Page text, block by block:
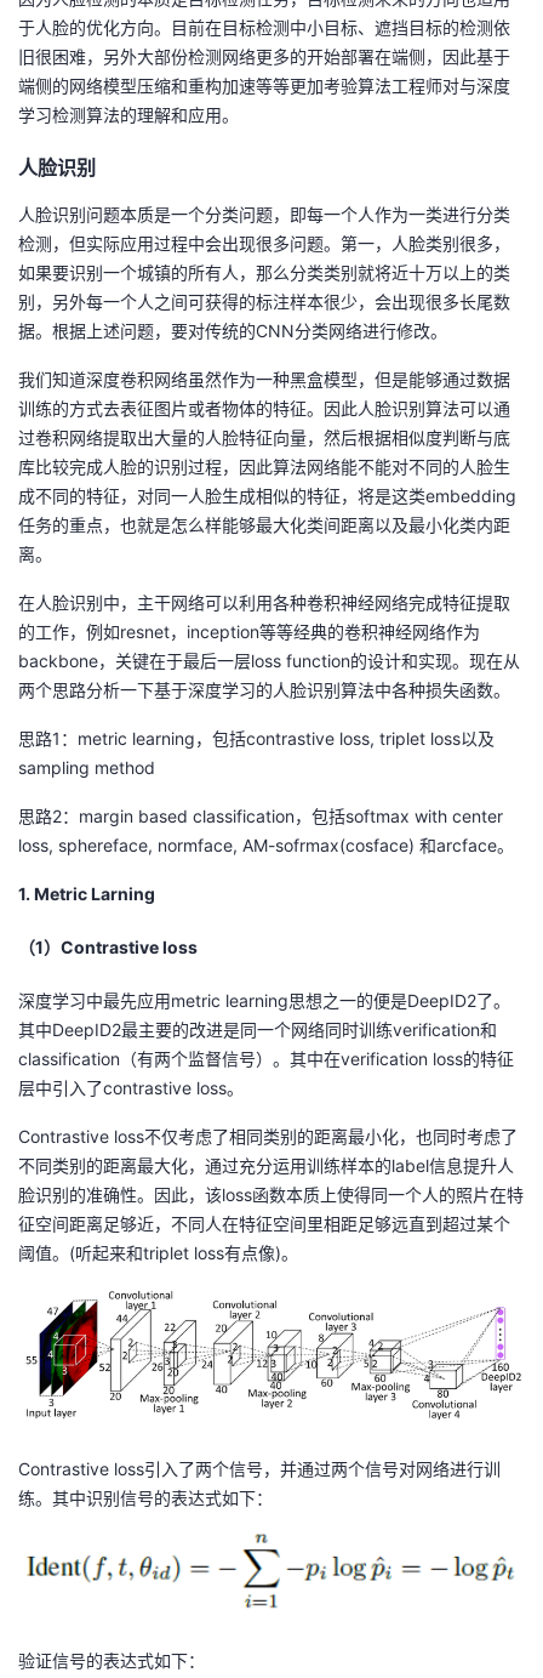
于人脸的优化方向。目前在目标检测中小目标、遮挡目标的检测依
旧很困难，另外大部份检测网络更多的开始部署在端侧，因此基于
端侧的网络模型压缩和重构加速等等更加考验算法工程师对与深度
学习检测算法的理解和应用。
人脸识别
人脸识别问题本质是一个分类问题，即每一个人作为一类进行分类
检测，但实际应用过程中会出现很多问题。第一，人脸类别很多，
如果要识别一个城镇的所有人，那么分类类别就将近十万以上的类
别，另外每一个人之间可获得的标注样本很少，会出现很多长尾数
据。根据上述问题，要对传统的CNN分类网络进行修改。
我们知道深度卷积网络虽然作为一种黑盒模型，但是能够通过数据
训练的方式去表征图片或者物体的特征。因此人脸识别算法可以通
过卷积网络提取出大量的人脸特征向量，然后根据相似度判断与底
库比较完成人脸的识别过程，因此算法网络能不能对不同的人脸生
成不同的特征，对同一人脸生成相似的特征，将是这类embedding
任务的重点，也就是怎么样能够最大化类间距离以及最小化类内距
离。
在人脸识别中，主干网络可以利用各种卷积神经网络完成特征提取
的工作，例如resnet，inception等等经典的卷积神经网络作为
backbone，关键在于最后一层loss function的设计和实现。现在从
两个思路分析一下基于深度学习的人脸识别算法中各种损失函数。
思路1：metric learning，包括contrastive loss, triplet loss以及
sampling method
思路2：margin based classification，包括softmax with center
loss, sphereface, normface, AM-sofrmax(cosface) 和arcface。
1. Metric Larning
（1）Contrastive loss
深度学习中最先应用metric learning思想之一的便是DeepID2了。
其中DeepID2最主要的改进是同一个网络同时训练verification和
classification（有两个监督信号）。其中在verification loss的特征
层中引入了contrastive loss。
Contrastive loss不仅考虑了相同类别的距离最小化，也同时考虑了
不同类别的距离最大化，通过充分运用训练样本的label信息提升人
脸识别的准确性。因此，该loss函数本质上使得同一个人的照片在特
征空间距离足够近，不同人在特征空间里相距足够远直到超过某个
阈值。(听起来和triplet loss有点像)。
Contrastive loss引入了两个信号，并通过两个信号对网络进行训
练。其中识别信号的表达式如下：
验证信号的表达式如下：